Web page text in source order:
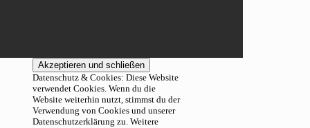
Datenschutz & Cookies: Diese Website
verwendet Cookies. Wenn du die
Website weiterhin nutzt, stimmst du der
Verwendung von Cookies und unserer
Datenschutzerklärung zu. Weitere